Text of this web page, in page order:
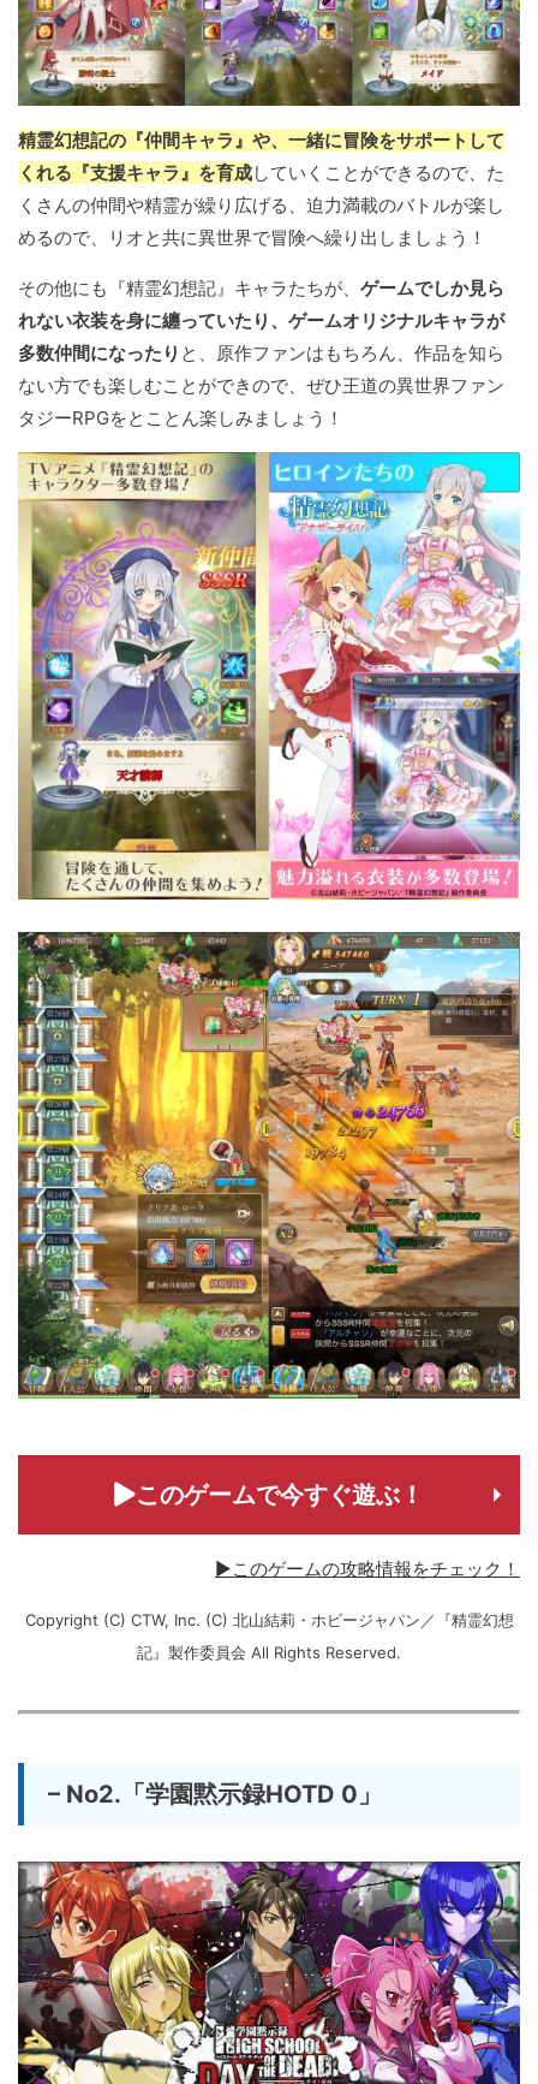
精霊幻想記の『仲間キャラ』や、一緒に冒険をサポートして
くれる『支援キャラ』を育成していくことができるので、た
くさんの仲間や精霊が繰り広げる、迫力満載のバトルが楽し
めるので、リオと共に異世界で冒険へ繰り出しましょう！
その他にも『精霊幻想記』キャラたちが、 ゲームでしか見ら
れない衣装を身に纏っていたり、ゲームオリジナルキャラが
多数仲間になったり と、原作ファンはもちろん、作品を知ら
ない方でも楽しむことができので、ぜひ王道の異世界ファン
タジーRPGをとことん楽しみましょう！
このゲームで今すぐ遊ぶ！
▶このゲームの攻略情報をチェック！
Copyright (C) CTW, Inc. (C) 北山結莉・ホビージャパン／『精霊幻想
記』製作委員会 All Rights Reserved.
– No2.「学園黙示録HOTD 0」